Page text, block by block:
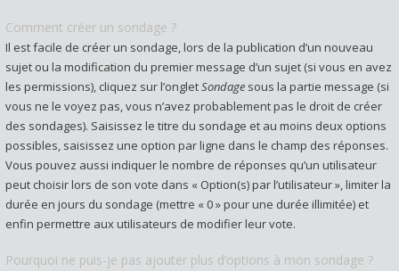
Comment créer un sondage ?
Il est facile de créer un sondage, lors de la publication d’un nouveau
sujet ou la modification du premier message d’un sujet (si vous en avez
les permissions), cliquez sur l’ongletSondage sous la partie message (si
vous ne le voyez pas, vous n’avez probablement pas le droit de créer
des sondages). Saisissez le titre du sondage et au moins deux options
possibles, saisissez une option par ligne dans le champ des réponses.
Vous pouvez aussi indiquer le nombre de réponses qu’un utilisateur
peut choisir lors de son vote dans « Option(s) par l’utilisateur », limiter la
durée en jours du sondage (mettre « 0 » pour une durée illimitée) et
enfin permettre aux utilisateurs de modifier leur vote.
Pourquoi ne puis-je pas ajouter plus d’options à mon sondage ?